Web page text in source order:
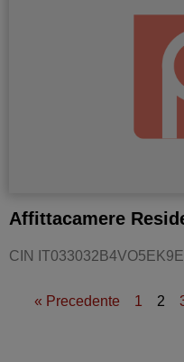
Affittacamere
CIN
« Precedente 1 2